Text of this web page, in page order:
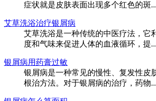
症状就是皮肤表面出现多个红色的斑...
艾草洗浴治疗银屑病
艾草洗浴是一种传统的中医疗法，它
度和气味来促进人体的血液循环，提...
银屑病用药膏过敏
银屑病是一种常见的慢性、复发性皮
根治方法。对于银屑病的治疗，药物...